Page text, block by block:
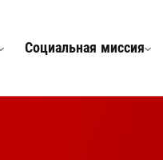
Социальная миссия